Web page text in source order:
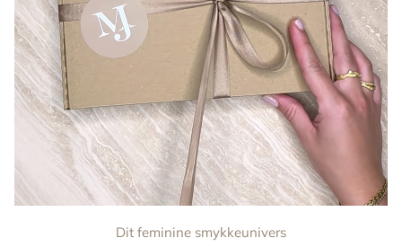
Dit feminine smykkeunivers